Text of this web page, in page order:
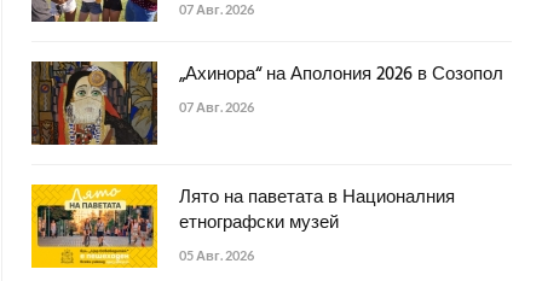
07 Авг. 2026
„Ахинора“ на Аполония 2026 в Созопол
07 Авг. 2026
Лято на паветата в Националния
етнографски музей
05 Авг. 2026